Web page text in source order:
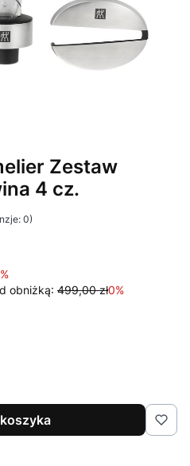
Zestaw
4 cz.
0)
obniżką: 499,00 zł0%